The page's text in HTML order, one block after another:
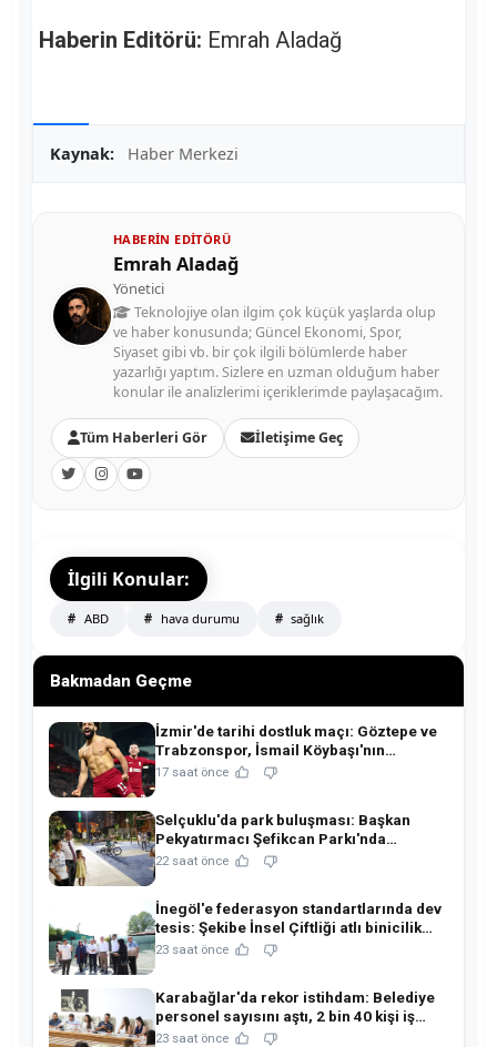
Haberin Editörü: Emrah Aladağ
Kaynak: Haber Merkezi
HABERIN EDITÖRÜ
Emrah Aladağ
Yönetici
Teknolojiye olan ilgim çok küçük yaşlarda olup
ve haber konusunda; Güncel Ekonomi, Spor,
Siyaset gibi vb. bir çok ilgili bölümlerde haber
yazarlığı yaptım. Sizlere en uzman olduğum haber
konular ile analizlerimi içeriklerimde paylaşacağım.
Tüm Haberleri Gör İletişime Geç
İlgili Konular:
ABD hava durumu sağlık
Bakmadan Geçme
İzmir'de tarihi dostluk maçı: Göztepe ve
Trabzonspor, İsmail Köybaşı'nın
jübilesinde buluşuyor!
17 saat önce
Selçuklu'da park buluşması: Başkan
Pekyatırmacı Şefikcan Parkı'nda
hemşehrileriyle buluştu!
22 saat önce
İnegöl'e federasyon standartlarında dev
tesis: Şekibe İnsel Çiftliği atlı binicilik
merkezine dönüşüyor!
23 saat önce
Karabağlar'da rekor istihdam: Belediye
personel sayısını aştı, 2 bin 40 kişi iş
sahibi oldu!
23 saat önce